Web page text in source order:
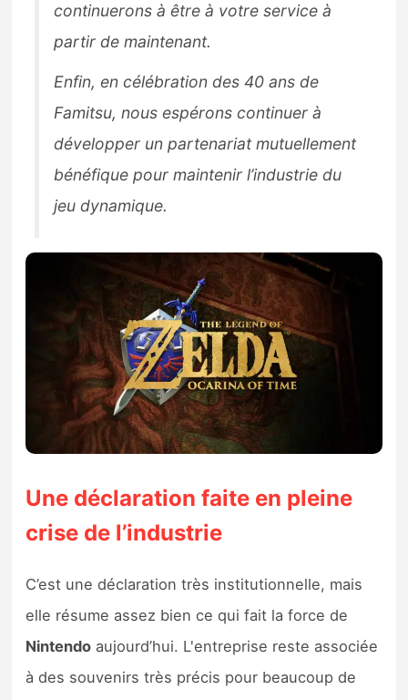
continuerons à être à votre service à
partir de maintenant.
Enfin, en célébration des 40 ans de
Famitsu, nous espérons continuer à
développer un partenariat mutuellement
bénéfique pour maintenir l’industrie du
jeu dynamique.
Une déclaration faite en pleine
crise de l’industrie
C’est une déclaration très institutionnelle, mais
elle résume assez bien ce qui fait la force de
Nintendo aujourd’hui. L'entreprise reste associée
à des souvenirs très précis pour beaucoup de